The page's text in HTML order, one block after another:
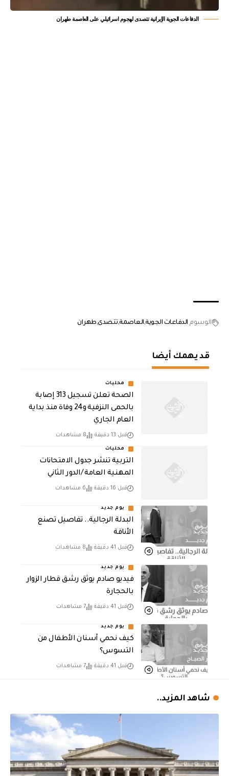
الدفاعات الجوية الإيرانية تتصدى لهجوم اسرائيلي على العاصمة طهران
الوسوم الدفاعات الجوية العاصمة تتصدى طهران
قد يهمك أيضا
محليات
الصحة تعلن تسجيل 313 إصابة
بالحمى النزفية و24 وفاة منذ بداية
العام الجاري
قبل 13 دقيقة 8 مشاهدات
محليات
التربية تنشر جدول الامتحانات
المهنية العامة /الدور الثاني
قبل 16 دقيقة 6 مشاهدات
يوم جديد
البدلة الرجالية.. تفاصيل تصنع
الأناقة
قبل 41 دقيقة 8 مشاهدات
يوم جديد
فيديو صادم يوثق رشق قطار الزوار
بالحجارة
قبل 41 دقيقة 7 مشاهدات
يوم جديد
كيف نحمي أسنان الأطفال من
التسوس؟
قبل 41 دقيقة 7 مشاهدات
شاهد المزيد..